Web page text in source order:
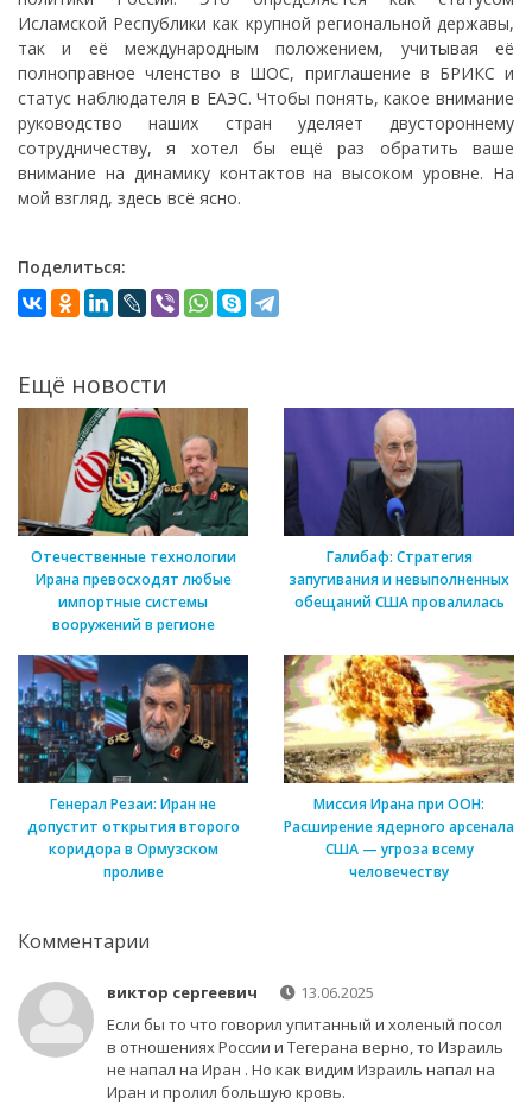
Исламской Республики как крупной региональной державы,
так и её международным положением, учитывая её
полноправное членство в ШОС, приглашение в БРИКС и
статус наблюдателя в ЕАЭС. Чтобы понять, какое внимание
руководство наших стран уделяет двустороннему
сотрудничеству, я хотел бы ещё раз обратить ваше
внимание на динамику контактов на высоком уровне. На
мой взгляд, здесь всё ясно.
Поделиться:
Ещё новости
Отечественные технологии
Ирана превосходят любые
импортные системы
вооружений в регионе
Галибаф: Стратегия
запугивания и невыполненных
обещаний США провалилась
Генерал Резаи: Иран не
допустит открытия второго
коридора в Ормузском
проливе
Миссия Ирана при ООН:
Расширение ядерного арсенала
США — угроза всему
человечеству
Комментарии
виктор сергеевич
13.06.2025
Если бы то что говорил упитанный и холеный посол
в отношениях России и Тегерана верно, то Израиль
не напал на Иран . Но как видим Израиль напал на
Иран и пролил большую кровь.